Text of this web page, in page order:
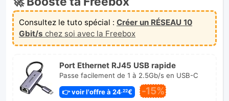
Consultez le tuto spécial : Créer un RÉSEAU 10
Gbit/s chez soi avec la Freebox
Port Ethernet RJ45 USB rapide
Passe facilement de 1 à 2.5Gb/s en USB-C
👉 voir l'offre à 24,22€ -15%